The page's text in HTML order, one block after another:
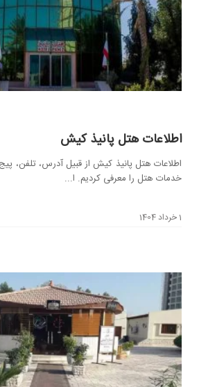
اطلاعات هتل پانیذ کیش
اطلاعات هتل پانیذ کیش از قبیل آدرس، تلفن،
خدمات هتل را معرفی کردیم. ا...
1 خرداد 1404